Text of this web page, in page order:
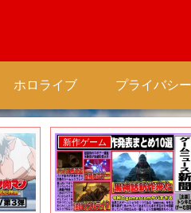
ホロライブ
新作ゲーム